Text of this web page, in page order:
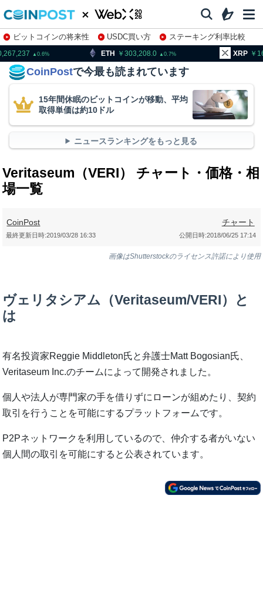
ビットコインの将来性 USDC買い方
ステーキング利率比較
株特集・関連銘柄
ETH 303,208.0 0.7 XRP
CoinPostで今最も読まれています
15年間休眠のビットコインが移動、平均
取得単価は約10ドル
ニュースランキングをもっと見る
Veritaseum（VERI） チャート・価格・相
場一覧
CoinPost チャート
公開日時:2018/06/25 17:14
最終更新日時:2019/03/28 16:33
画像はShutterstockのライセンス許諾により使用
ヴェリタシアム（Veritaseum/VERI）と
は
有名投資家Reggie Middleton氏と弁護士Matt Bogosian氏、
Veritaseum Inc.のチームによって開発されました。
個人や法人が専門家の手を借りずにローンが組めたり、契約
取引を行うことを可能にするプラットフォームです。
P2Pネットワークを利用しているので、仲介する者がいない
個人間の取引を可能にすると公表されています。